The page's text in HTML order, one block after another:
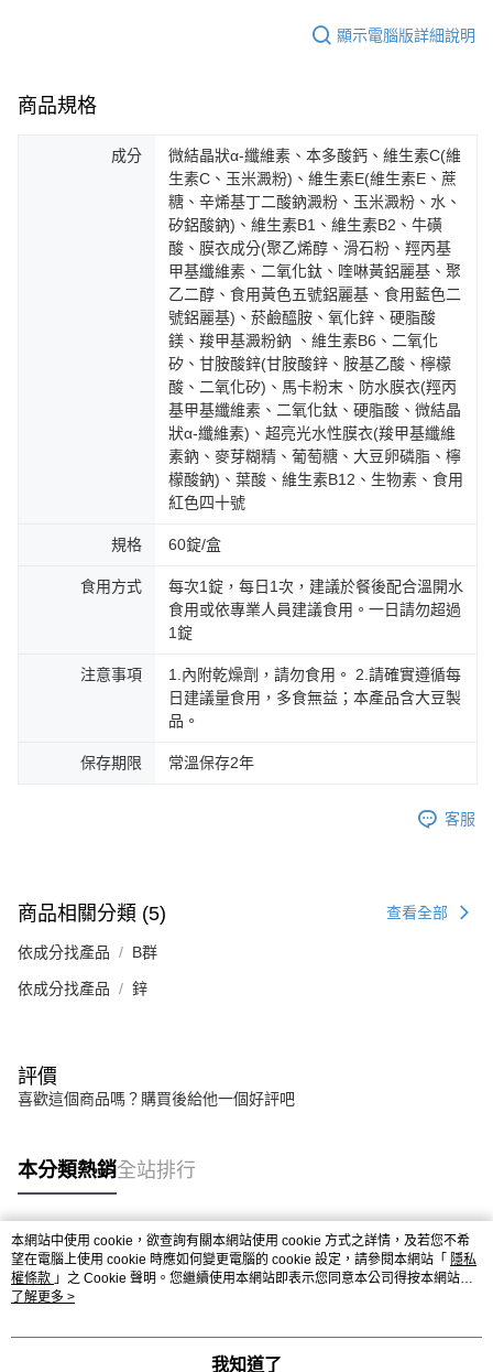
顯示電腦版詳細說明
商品規格
成分
微結晶狀α-纖維素、本多酸鈣、維生素C(維
生素C、玉米澱粉)、維生素E(維生素E、蔗
糖、辛烯基丁二酸鈉澱粉、玉米澱粉、水、
矽鋁酸鈉)、維生素B1、維生素B2、牛磺
酸、膜衣成分(聚乙烯醇、滑石粉、羥丙基
甲基纖維素、二氧化鈦、喹啉黃鋁麗基、聚
乙二醇、食用黃色五號鋁麗基、食用藍色二
號鋁麗基)、菸鹼醯胺、氧化鋅、硬脂酸
鎂、羧甲基澱粉鈉 、維生素B6、二氧化
矽、甘胺酸鋅(甘胺酸鋅、胺基乙酸、檸檬
酸、二氧化矽)、馬卡粉末、防水膜衣(羥丙
基甲基纖維素、二氧化鈦、硬脂酸、微結晶
狀α-纖維素)、超亮光水性膜衣(羧甲基纖維
素鈉、麥芽糊精、葡萄糖、大豆卵磷脂、檸
檬酸鈉)、葉酸、維生素B12、生物素、食用
紅色四十號
規格 60錠/盒
食用方式
每次1錠，每日1次，建議於餐後配合溫開水
食用或依專業人員建議食用。一日請勿超過
1錠
注意事項
1.內附乾燥劑，請勿食用。 2.請確實遵循每
日建議量食用，多食無益；本產品含大豆製
品。
保存期限 常溫保存2年
客服
商品相關分類 (5) 查看全部
依成分找產品 B群
依成分找產品 鋅
評價
喜歡這個商品嗎？購買後給他一個好評吧
本分類熱銷全站排行
熱門標籤
本網站中使用 cookie，欲查詢有關本網站使用 cookie 方式之詳情，及若您不希
望在電腦上使用 cookie 時應如何變更電腦的 cookie 設定，請參閱本網站「 隱私
權條款 」之 Cookie 聲明。您繼續使用本網站即表示您同意本公司得按本網站使
用條款之 Cookie 聲明使用 cookie。
了解更多 >
我知道了